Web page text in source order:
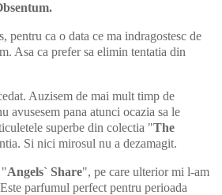
pentru ca o data ce ma indragostesc de
Asa ca prefer sa elimin tentatia din
Auzisem de mai mult timp de
avusesem pana atunci ocazia sa le
superbe din colectia "The
Si nici mirosul nu a dezamagit.
"Angels` Share", pe care ulterior mi l-am
parfumul perfect pentru perioada